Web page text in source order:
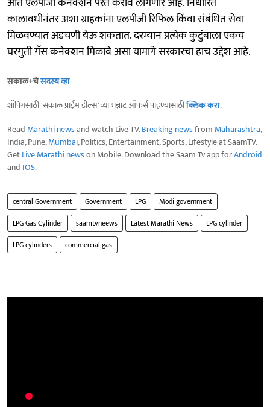
कालावधीनंतर अशा ग्राहकांना एलपीजी रिफिल किंवा संबंधित सेवा
मिळवण्यात अडचणी येऊ शकतात. दरम्यान प्रत्येक कुटुंबाला एकच
घरगुती गॅस कनेक्शन मिळावे असा यामागे सरकारचा हाच उद्देश आहे.
सकाळ+चेसदस्य व्हा
शॉपिंगसाठी 'सकाळ प्राईम डील्स'च्या भन्नाट ऑफर्स पाहण्यासाठीक्लिक करा.
Read Marathi newsand watch Live TV.Breaking newsfrom Maharashtra,
India, Pune,Mumbai, Politics, Entertainment, Sports, Lifestyle at SaamTV.
GetLive Marathi newson Mobile. Download the Saam Tv app forAndroid
and IOS.
central Government Government LPG
Modi government
LPG Gas Cylinder
saamtvneews Latest Marathi News
LPG cylinder
LPG cylinders
commercial gas